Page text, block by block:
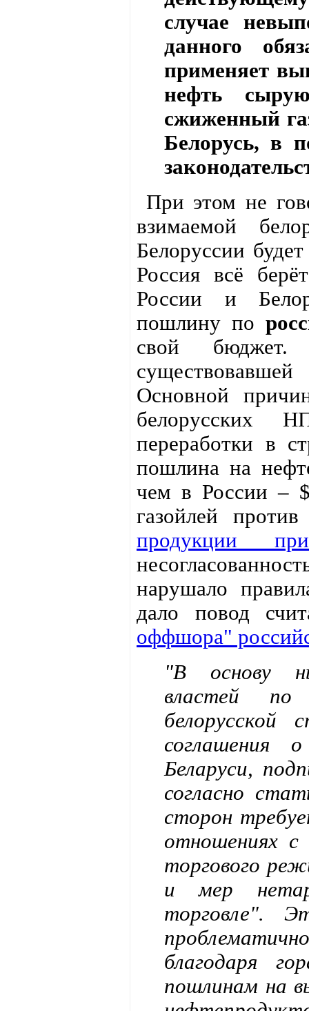
случае
данного
применяет
нефть
сжиженный
Белорусь, в
При этом не
взимаемой
Белоруссии
Россия всё
России и
пошлину по
свой
Основной
белорусских
переработки в
пошлина на
чем в России –
газойлей
продукции
нарушало
дало повод
оффшора"
"В основу
властей по
белорусской
соглашения
Беларуси,
согласно
сторон
отношениях с
торгового
и мер
торговле".
благодаря
пошлинам на